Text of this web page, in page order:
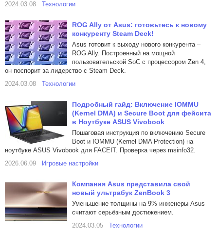
2024.03.08
Технологии
ROG Ally от Asus: готовьтесь к новому
конкуренту Steam Deck!
Asus готовит к выходу нового конкурента –
ROG Ally. Построенный на мощной
пользовательской SoC с процессором Zen 4,
он поспорит за лидерство с Steam Deck.
2024.03.08
Технологии
Подробный гайд: Включение IOMMU
(Kernel DMA) и Secure Boot для фейсита
в Ноутбуке ASUS Vivobook
Пошаговая инструкция по включению Secure
Boot и IOMMU (Kernel DMA Protection) на
ноутбуке ASUS Vivobook для FACEIT. Проверка через msinfo32.
2026.06.09
Игровые настройки
Компания Asus представила свой
новый ультрабук ZenBook 3
Уменьшение толщины на 9% инженеры Asus
считают серьёзным достижением.
2024.03.05
Технологии